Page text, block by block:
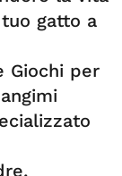
gatto a
Giochi per